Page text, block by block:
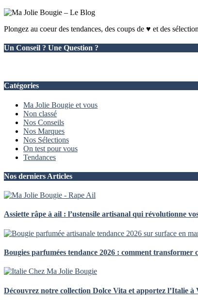
Plongez au coeur des tendances, des coups de ♥ et des
Un Conseil ? Une Question ?
Catégories
Ma Jolie Bougie et vous
Non classé
Nos Conseils
Nos Marques
Nos Sélections
On test pour vous
Tendances
Nos derniers Articles
Assiette râpe à ail : l’ustensile artisanal qui révolutionne
Bougies parfumées tendance 2026 : comment transformer
Découvrez notre collection Dolce Vita et apportez l’Italie à